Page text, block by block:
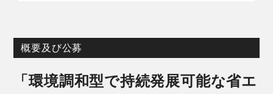
概要及び公募
「環境調和型で持続発展可能な省エ